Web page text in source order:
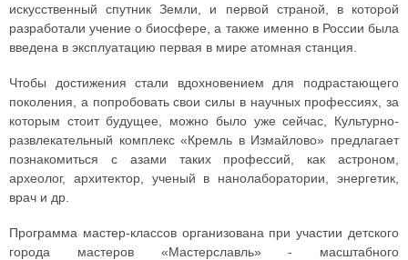
искусственный спутник Земли, и первой страной, в которой
разработали учение о биосфере, а также именно в России была
введена в эксплуатацию первая в мире атомная станция.
Чтобы достижения стали вдохновением для подрастающего
поколения, а попробовать свои силы в научных профессиях, за
которым стоит будущее, можно было уже сейчас, Культурно-
развлекательный комплекс «Кремль в Измайлово» предлагает
познакомиться с азами таких профессий, как астроном,
археолог, архитектор, ученый в нанолаборатории, энергетик,
врач и др.
Программа мастер-классов организована при участии детского
города мастеров «Мастерславль» - масштабного